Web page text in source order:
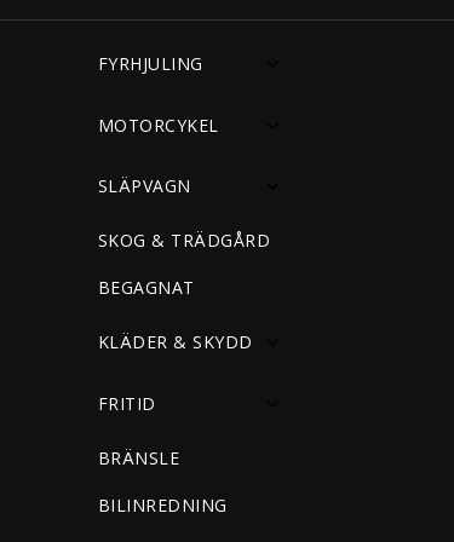
FYRHJULING
MOTORCYKEL
SLÄPVAGN
SKOG & TRÄDGÅRD
BEGAGNAT
KLÄDER & SKYDD
FRITID
BRÄNSLE
BILINREDNING